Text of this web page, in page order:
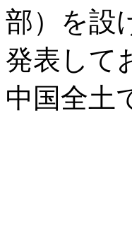
部）を設
発表して
中国全土